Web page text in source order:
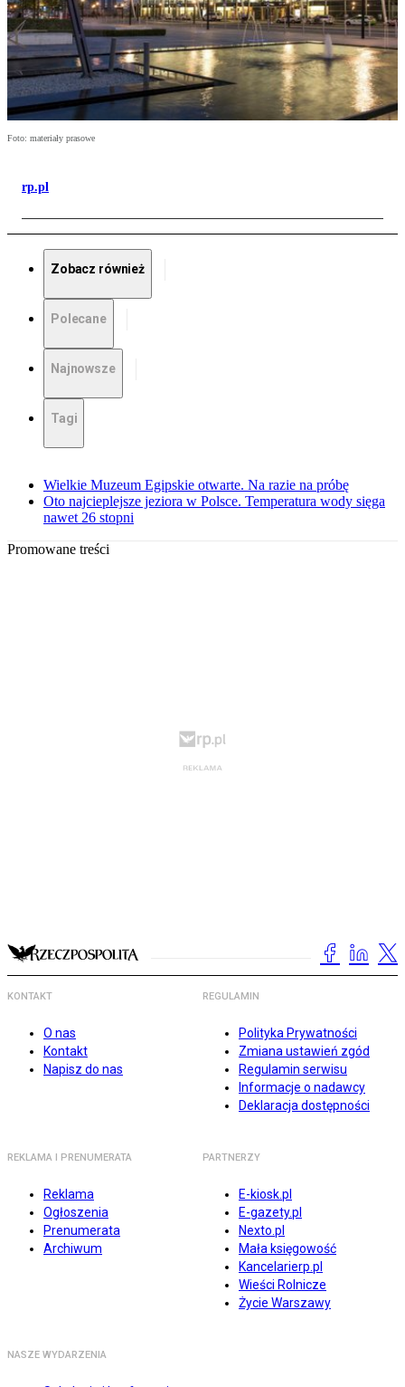
Foto: materiały prasowe
rp.pl
Zobacz również
Polecane
Najnowsze
Tagi
Wielkie Muzeum Egipskie otwarte. Na razie na próbę
Oto najcieplejsze jeziora w Polsce. Temperatura wody sięga
nawet 26 stopni
Promowane treści
KONTAKT
O nas
Kontakt
Napisz do nas
REGULAMIN
Polityka Prywatności
Zmiana ustawień zgód
Regulamin serwisu
Informacje o nadawcy
Deklaracja dostępności
REKLAMA I PRENUMERATA
Reklama
Ogłoszenia
Prenumerata
Archiwum
PARTNERZY
E-kiosk.pl
E-gazety.pl
Nexto.pl
Mała księgowość
Kancelarierp.pl
Wieści Rolnicze
Życie Warszawy
NASZE WYDARZENIA